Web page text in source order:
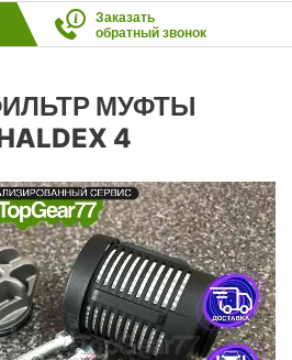
Заказать
обратный звонок
МУФТЫ
4